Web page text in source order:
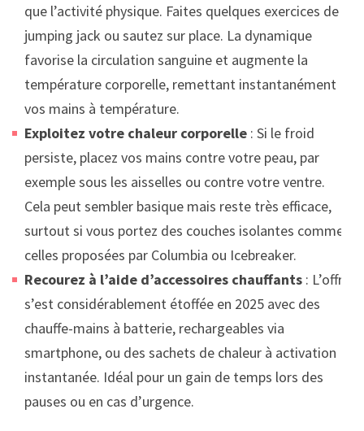
que l’activité physique. Faites quelques exercices de
jumping jack ou sautez sur place. La dynamique
favorise la circulation sanguine et augmente la
température corporelle, remettant instantanément
vos mains à température.
Exploitez votre chaleur corporelle : Si le froid
persiste, placez vos mains contre votre peau, par
exemple sous les aisselles ou contre votre ventre.
Cela peut sembler basique mais reste très efficace,
surtout si vous portez des couches isolantes comme
celles proposées par Columbia ou Icebreaker.
Recourez à l’aide d’accessoires chauffants : L’offre
s’est considérablement étoffée en 2025 avec des
chauffe-mains à batterie, rechargeables via
smartphone, ou des sachets de chaleur à activation
instantanée. Idéal pour un gain de temps lors des
pauses ou en cas d’urgence.